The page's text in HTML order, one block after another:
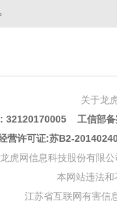
关于龙
: 32120170005 工信部
营许可证:苏B2-
虎网信息科技股份有限
本网站违法
江苏省互联网有害